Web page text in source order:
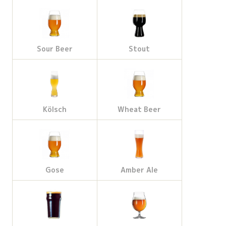
Sour Beer Stout
Kölsch Wheat Beer
Gose Amber Ale